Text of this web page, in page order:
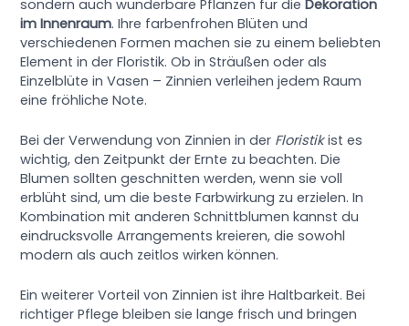
sondern auch wunderbare Pflanzen für dieDekoration
im Innenraum. Ihre farbenfrohen Blüten und
verschiedenen Formen machen sie zu einem beliebten
Element in der Floristik. Ob in Sträußen oder als
Einzelblüte in Vasen – Zinnien verleihen jedem Raum
eine fröhliche Note.
Bei der Verwendung von Zinnien in der Floristikist es
wichtig, den Zeitpunkt der Ernte zu beachten. Die
Blumen sollten geschnitten werden, wenn sie voll
erblüht sind, um die beste Farbwirkung zu erzielen. In
Kombination mit anderen Schnittblumen kannst du
eindrucksvolle Arrangements kreieren, die sowohl
modern als auch zeitlos wirken können.
Ein weiterer Vorteil von Zinnien ist ihre Haltbarkeit. Bei
richtiger Pflege bleiben sie lange frisch und bringen